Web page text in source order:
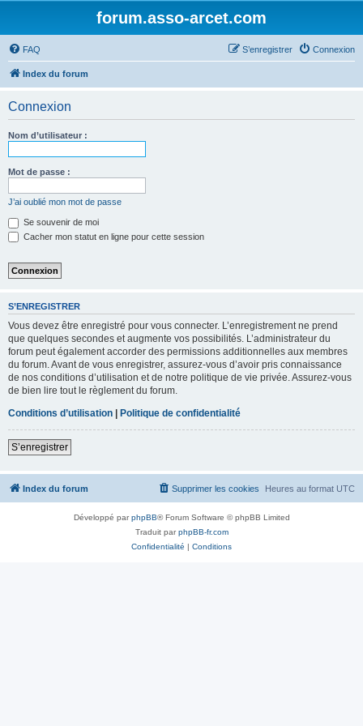
forum.asso-arcet.com
FAQ Connexion
S’enregistrer
Index du forum
Connexion
Nom d’utilisateur :
Mot de passe :
J’ai oublié mon mot de passe
Se souvenir de moi
Cacher mon statut en ligne pour cette session
S’ENREGISTRER
Vous devez être enregistré pour vous connecter. L’enregistrement ne prend
que quelques secondes et augmente vos possibilités. L’administrateur du
forum peut également accorder des permissions additionnelles aux membres
du forum. Avant de vous enregistrer, assurez-vous d’avoir pris connaissance
de nos conditions d’utilisation et de notre politique de vie privée. Assurez-vous
de bien lire tout le règlement du forum.
Conditions d’utilisation | Politique de confidentialité
S’enregistrer
Index du forum Heures au format UTC
Supprimer les cookies
Développé parphpBB® Forum Software © phpBB Limited
Traduit parphpBB-fr.com
Confidentialité | Conditions